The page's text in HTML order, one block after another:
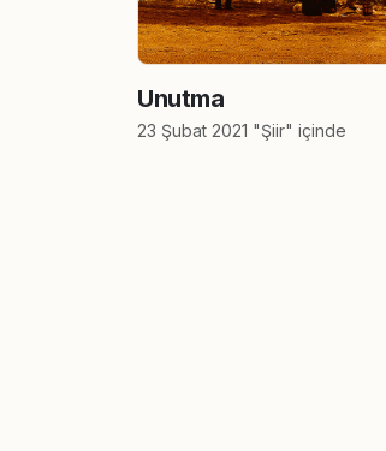
Unutma
23 Şubat 2021 "Şiir" içinde